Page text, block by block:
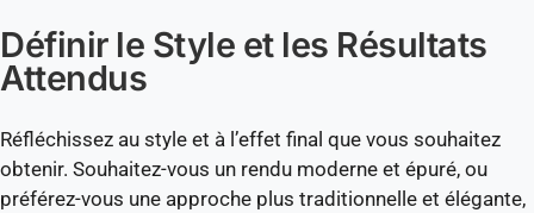
Définir le Style et les Résultats
Attendus
Réfléchissez au style et à l’effet final que vous souhaitez
obtenir. Souhaitez-vous un rendu moderne et épuré, ou
préférez-vous une approche plus traditionnelle et élégante,